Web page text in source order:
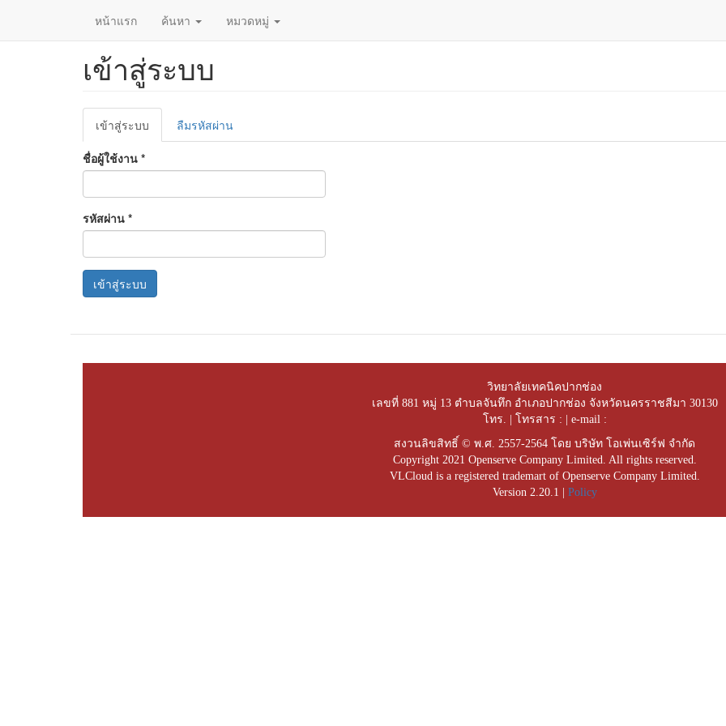
หน้าแรก ค้นหา หมวดหมู่
เข้าสู่ระบบ
Primary
tabs
เข้าสู่ระบบ
ปัจจุบัน)
ลืมรหัสผ่าน
ชื่อผู้ใช้งาน *
รหัสผ่าน *
เข้าสู่ระบบ
วิทยาลัยเทคนิคปากช่อง
เลขที่ 881 หมู่ 13 ตำบลจันทึก อำเภอปากช่อง จังหวัดนครราชสีมา 30130
โทร. | โทรสาร : | e-mail :
สงวนลิขสิทธิ์ © พ.ศ. 2557-2564 โดย บริษัท โอเพ่นเซิร์ฟ จำกัด
Copyright 2021 Openserve Company Limited. All rights reserved.
VLCloud is a registered trademart of Openserve Company Limited.
Version 2.20.1 | Policy